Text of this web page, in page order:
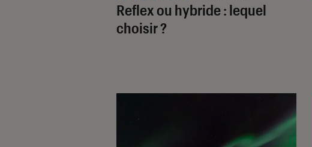
Reflex ou hybride : lequel
choisir ?